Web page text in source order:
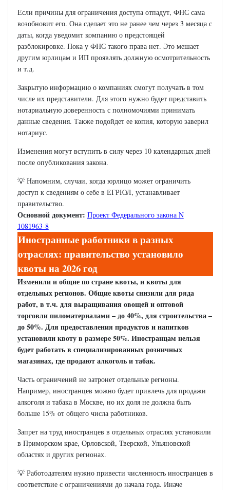
Если причины для ограничения доступа отпадут, ФНС сама
возобновит его. Она сделает это не ранее чем через 3 месяца с
даты, когда уведомит компанию о предстоящей
разблокировке. Пока у ФНС такого права нет. Это мешает
другим юрлицам и ИП проявлять должную осмотрительность
и т.д.
Закрытую информацию о компаниях смогут получать в том
числе их представители. Для этого нужно будет представить
нотариальную доверенность с полномочиями принимать
данные сведения. Также подойдет ее копия, которую заверил
нотариус.
Изменения могут вступить в силу через 10 календарных дней
после опубликования закона.
💡 Напомним, случаи, когда юрлицо может ограничить
доступ к сведениям о себе в ЕГРЮЛ, устанавливает
правительство.
Основной документ: Проект Федерального закона N
1081963-8
Иностранные работники в разных
отраслях: правительство установило
квоты на 2026 год
Изменили и общие по стране квоты, и квоты для
отдельных регионов. Общие квоты снизили для ряда
работ, в т.ч. для выращивания овощей и оптовой
торговли пиломатериалами – до 40%, для строительства –
до 50%. Для предоставления продуктов и напитков
установили квоту в размере 50%. Иностранцам нельзя
будет работать в специализированных розничных
магазинах, где продают алкоголь и табак.
Часть ограничений не затронет отдельные регионы.
Например, иностранцев можно будет привлечь для продажи
алкоголя и табака в Москве, но их доля не должна быть
больше 15% от общего числа работников.
Запрет на труд иностранцев в отдельных отраслях установили
в Приморском крае, Орловской, Тверской, Ульяновской
областях и других регионах.
💡 Работодателям нужно привести численность иностранцев в
соответствие с ограничениями до начала года. Иначе